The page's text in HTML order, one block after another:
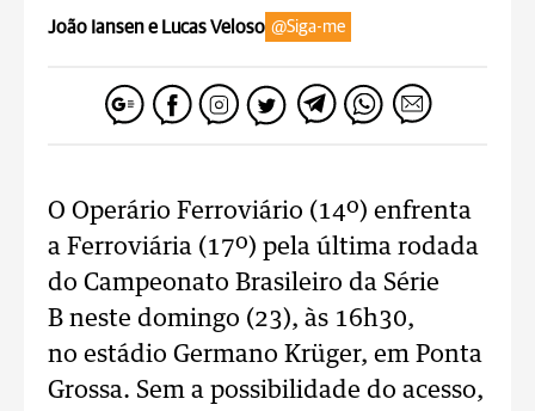
João Iansen e Lucas Veloso @Siga-me
O Operário Ferroviário (14º) enfrenta
a Ferroviária (17º) pela última rodada
do Campeonato Brasileiro da Série
B neste domingo (23), às 16h30,
no estádio Germano Krüger, em Ponta
Grossa. Sem a possibilidade do acesso,